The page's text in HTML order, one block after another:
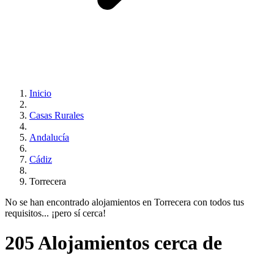
Inicio
Casas Rurales
Andalucía
Cádiz
Torrecera
No se han encontrado alojamientos en Torrecera con todos tus
requisitos... ¡pero sí cerca!
205 Alojamientos cerca de